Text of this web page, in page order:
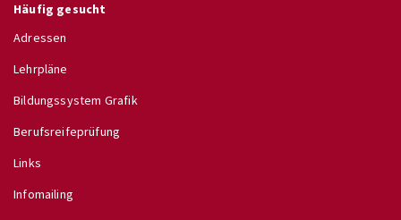
Häufig gesucht
Adressen
Lehrpläne
Bildungssystem Grafik
Berufsreifeprüfung
Links
Infomailing